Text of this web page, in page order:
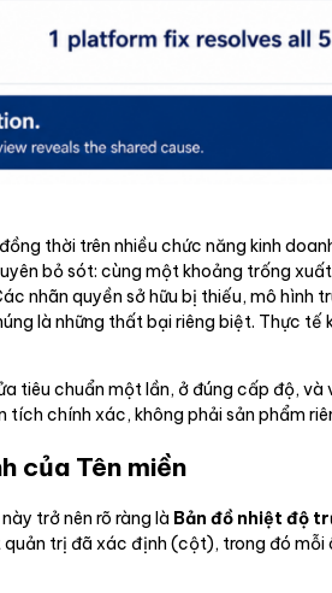
thời trên nhiều chức năng kinh
bỏ sót: cùng một khoảng trống
nhãn quyền sở hữu bị thiếu, mô
là những thất bại riêng biệt. Thực
tiêu chuẩn một lần, ở đúng cấp độ,
chính xác, không phải sản phẩm
của Tên miền
trở nên rõ ràng là Bản đồ nhiệt độ
trị đã xác định (cột), trong đó mỗi